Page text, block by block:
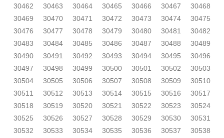
30462
30463 30464 30465 30466 30467
30468
30469
30470 30471 30472 30473 30474
30475
30476
30477 30478 30479 30480 30481
30482
30483
30484 30485 30486 30487 30488
30489
30490
30491 30492 30493 30494 30495
30496
30497
30498 30499 30500 30501 30502
30503
30504
30505 30506 30507 30508 30509
30510
30511
30512 30513 30514 30515 30516
30517
30518
30519 30520 30521 30522 30523
30524
30525
30526 30527 30528 30529 30530
30531
30532
30533 30534 30535 30536 30537
30538